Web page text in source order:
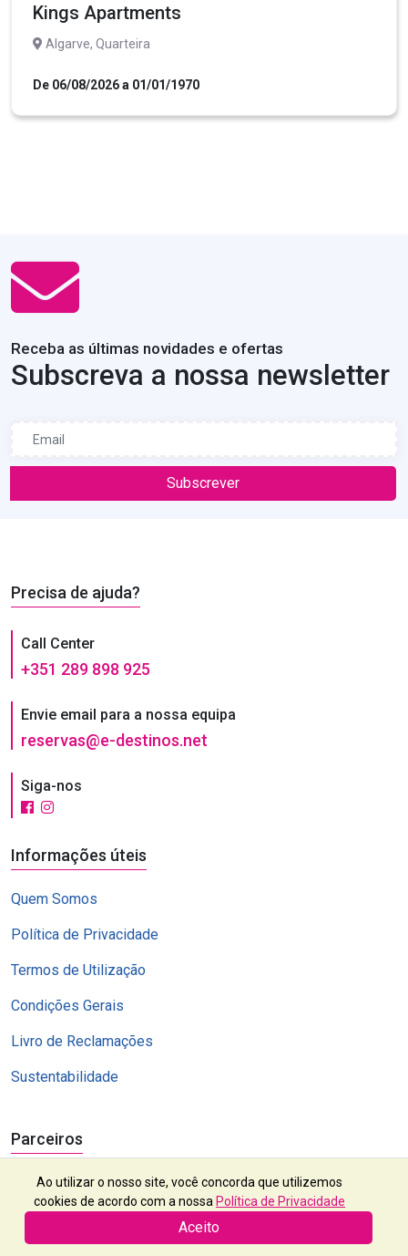
Kings Apartments
Algarve, Quarteira
De 06/08/2026 a 01/01/1970
Receba as últimas novidades e ofertas
Subscreva a nossa newsletter
Subscrever
Precisa de ajuda?
Call Center
+351 289 898 925
Envie email para a nossa equipa
reservas@e-destinos.net
Siga-nos
Informações úteis
Quem Somos
Política de Privacidade
Termos de Utilização
Condições Gerais
Livro de Reclamações
Sustentabilidade
Parceiros
Ao utilizar o nosso site, você concorda que utilizemos
cookies de acordo com a nossa Política de Privacidade
Aceito